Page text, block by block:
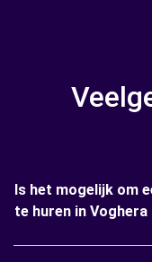
Is het mogelijk om
te huren in Voghera